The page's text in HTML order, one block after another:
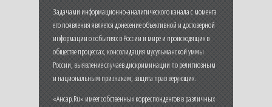
Задачами информационно-аналитического канала с момента
его появления является донесение объективной и достоверной
информации о событиях в России и мире и происходящих в
обществе процессах, консолидация мусульманской уммы
России, выявление случаев дискриминации по религиозным
и национальным признакам, защита прав верующих.
«Ансар.Ru» имеет собственных корреспондентов в различных